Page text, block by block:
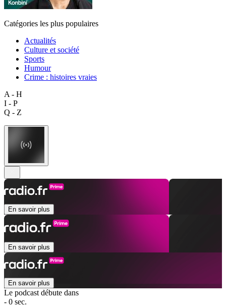
Catégories les plus populaires
Actualités
Culture et société
Sports
Humour
Crime : histoires vraies
A - H
I - P
Q - Z
En savoir plus
En savoir plus
En savoir plus
Le podcast débute dans
- 0 sec.